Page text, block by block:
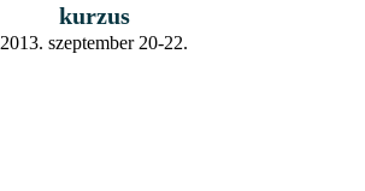
kurzus
2013. szeptember 20-22.